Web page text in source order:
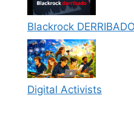
Blackrock DERRIBADO
Digital Activists